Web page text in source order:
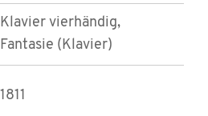
Klavier vierhändig,
Fantasie (Klavier)
1811